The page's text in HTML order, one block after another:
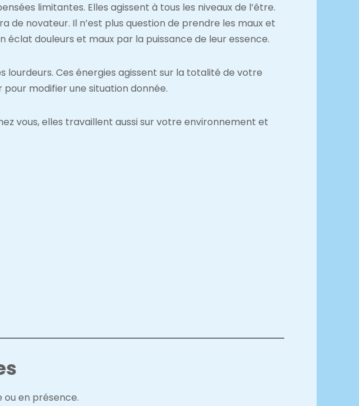
limitantes. Elles agissent à tous les niveaux de l’être.
de novateur. Il n’est plus question de prendre les maux et
douleurs et maux par la puissance de leur essence.
lourdeurs. Ces énergies agissent sur la totalité de votre
modifier une situation donnée.
vous, elles travaillent aussi sur votre environnement et
ou en présence.